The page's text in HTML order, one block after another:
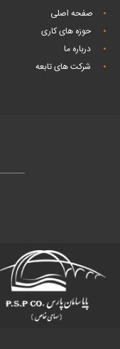
صفحه اصلی
حوزه های کاری
درباره ما
شرکت های تابعه